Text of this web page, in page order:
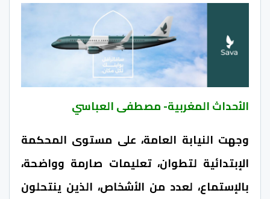
الأحداث المغربية- مصطفى العباسي
وجهت النيابة العامة، على مستوى المحكمة
الإبتدائية لتطوان، تعليمات صارمة وواضحة،
بالإستماع، لعدد من الأشخاص، الذين ينتحلون